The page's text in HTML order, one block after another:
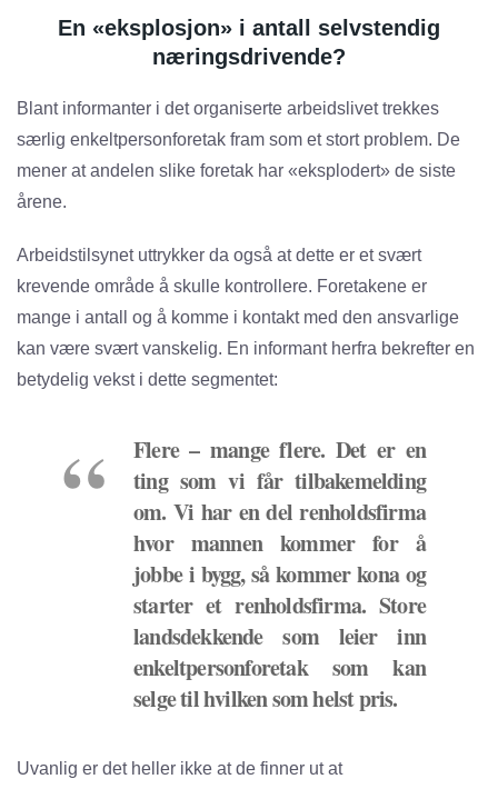
En «eksplosjon» i antall selvstendig
næringsdrivende?
Blant informanter i det organiserte arbeidslivet trekkes
særlig enkeltpersonforetak fram som et stort problem. De
mener at andelen slike foretak har «eksplodert» de siste
årene.
Arbeidstilsynet uttrykker da også at dette er et svært
krevende område å skulle kontrollere. Foretakene er
mange i antall og å komme i kontakt med den ansvarlige
kan være svært vanskelig. En informant herfra bekrefter en
betydelig vekst i dette segmentet:
Flere – mange flere. Det er en
ting som vi får tilbakemelding
om. Vi har en del renholdsfirma
hvor mannen kommer for å
jobbe i bygg, så kommer kona og
starter et renholdsfirma. Store
landsdekkende som leier inn
enkeltpersonforetak som kan
selge til hvilken som helst pris.
Uvanlig er det heller ikke at de finner ut at